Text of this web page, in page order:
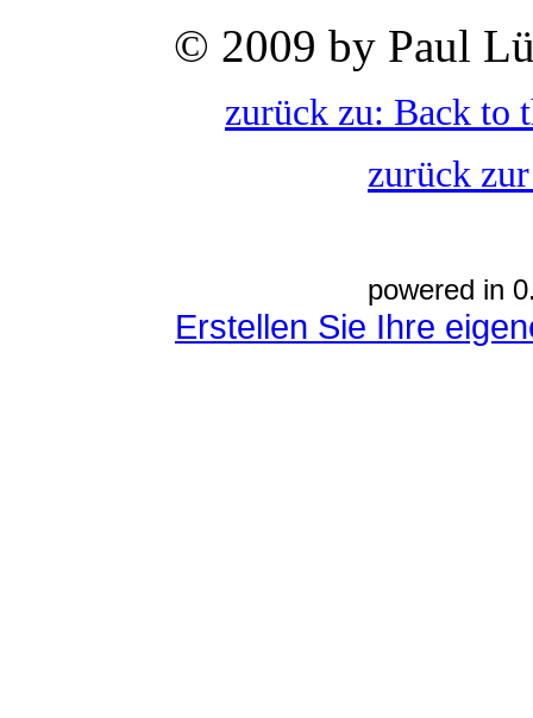
© 2009 by Paul
zurück zu: Back to
zurück
powered in
Erstellen Sie Ihre